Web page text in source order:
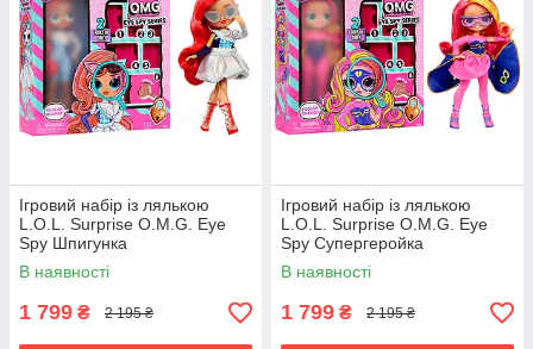
Ігровий набір із лялькою
L.O.L. Surprise O.M.G. Eye
Spy Шпигунка
В наявності
1 799 ₴ 2 195 ₴
Ігровий набір із лялькою
L.O.L. Surprise O.M.G. Eye
Spy Супергеройка
В наявності
1 799 ₴ 2 195 ₴